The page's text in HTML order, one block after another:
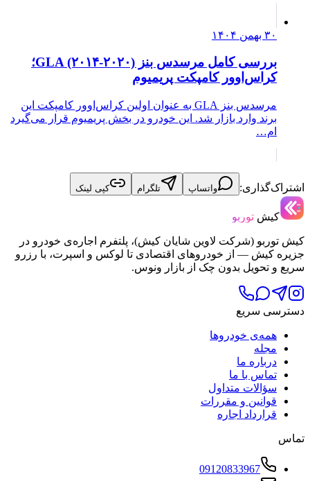
۳۰ بهمن ۱۴۰۴
بررسی کامل مرسدس بنز GLA (۲۰۱۴-۲۰۲۰)؛
کراس‌اوور کامپکت پریمیوم
مرسدس بنز GLA به عنوان اولین کراس‌اوور کامپکت این
برند وارد بازار شد. این خودرو در بخش پریمیوم قرار می‌گیرد
ام…
اشتراک‌گذاری: واتساپ تلگرام کپی لینک
کیش توربو
کیش توربو (شرکت لاوین شایان کیش)، پلتفرم اجاره‌ی خودرو در
جزیره کیش — از خودروهای اقتصادی تا لوکس و اسپرت، با رزرو
سریع و تحویل بدون چک از بازار ونوس.
دسترسی سریع
همه‌ی خودروها
مجله
درباره ما
تماس با ما
سؤالات متداول
قوانین و مقررات
قرارداد اجاره
تماس
09120833967